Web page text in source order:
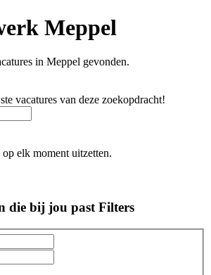
Meppel
in Meppel gevonden.
vacatures van deze zoekopdracht!
elk moment uitzetten.
die bij jou past Filters